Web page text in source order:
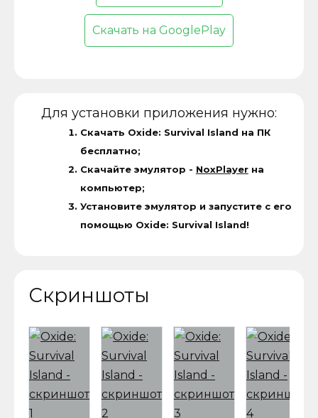
Скачать на GooglePlay
Для установки приложения нужно:
Скачать Oxide: Survival Island на ПК
бесплатно;
Скачайте эмулятор - NoxPlayerна
компьютер;
Установите эмулятор и запустите с его
помощью Oxide: Survival Island!
Скриншоты